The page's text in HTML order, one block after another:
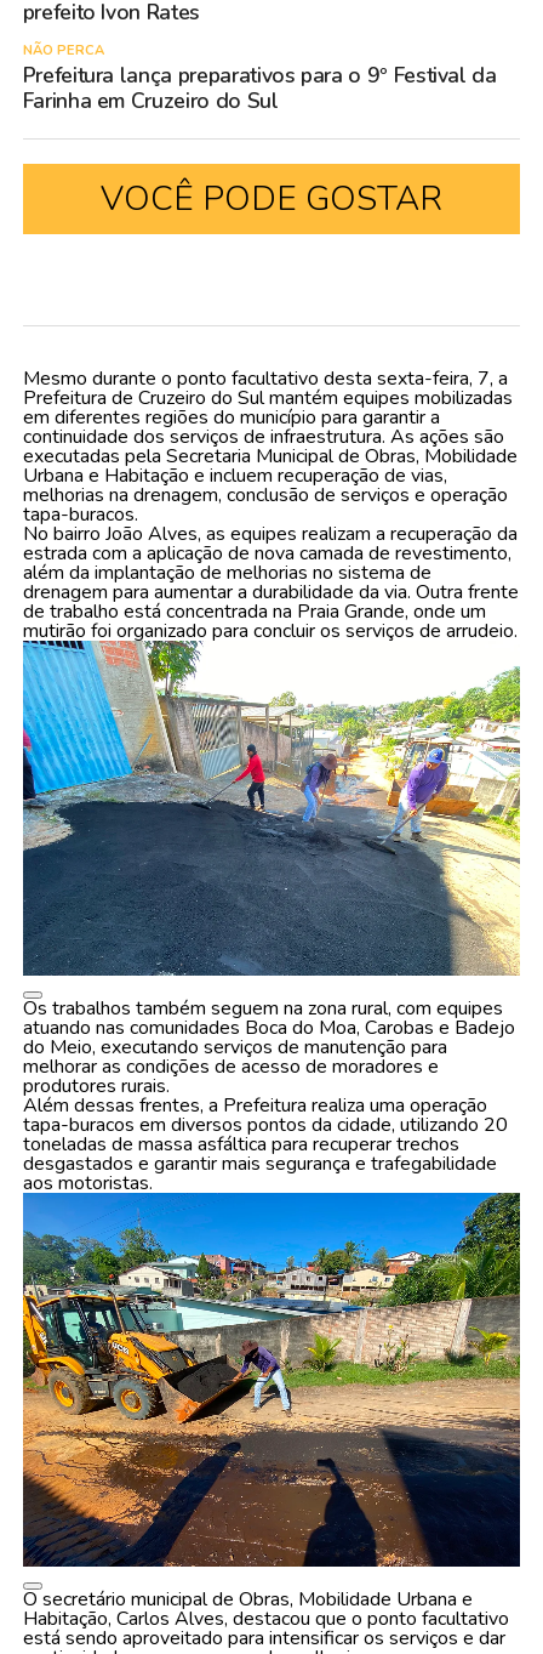
prefeito Ivon Rates
NÃO PERCA
Prefeitura lança preparativos para o 9º Festival da
Farinha em Cruzeiro do Sul
VOCÊ PODE GOSTAR
Mesmo durante o ponto facultativo desta sexta-feira, 7, a
Prefeitura de Cruzeiro do Sul mantém equipes mobilizadas
em diferentes regiões do município para garantir a
continuidade dos serviços de infraestrutura. As ações são
executadas pela Secretaria Municipal de Obras, Mobilidade
Urbana e Habitação e incluem recuperação de vias,
melhorias na drenagem, conclusão de serviços e operação
tapa-buracos.
No bairro João Alves, as equipes realizam a recuperação da
estrada com a aplicação de nova camada de revestimento,
além da implantação de melhorias no sistema de
drenagem para aumentar a durabilidade da via. Outra frente
de trabalho está concentrada na Praia Grande, onde um
mutirão foi organizado para concluir os serviços de arrudeio.
Os trabalhos também seguem na zona rural, com equipes
atuando nas comunidades Boca do Moa, Carobas e Badejo
do Meio, executando serviços de manutenção para
melhorar as condições de acesso de moradores e
produtores rurais.
Além dessas frentes, a Prefeitura realiza uma operação
tapa-buracos em diversos pontos da cidade, utilizando 20
toneladas de massa asfáltica para recuperar trechos
desgastados e garantir mais segurança e trafegabilidade
aos motoristas.
O secretário municipal de Obras, Mobilidade Urbana e
Habitação, Carlos Alves, destacou que o ponto facultativo
está sendo aproveitado para intensificar os serviços e dar